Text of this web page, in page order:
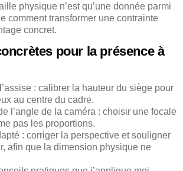
physique n’est qu’une donnée parmi
comment transformer une contrainte
concret.
pour la présence à
: calibrer la hauteur du siège pour
au centre du cadre.
l’angle de la caméra : choisir une focale
pas les proportions.
: corriger la perspective et souligner
afin que la dimension physique ne